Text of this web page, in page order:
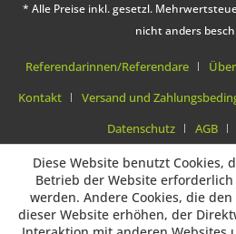
* Alle Preise inkl. gesetzl.
nicht anders
Referendarinnen/Referendare
Kontakt
Versand und
Datenschutz
AGB
Diese Website benutzt Cookies,
Betrieb der Website
werden. Andere Cookies, die
dieser Website erhöhen, der